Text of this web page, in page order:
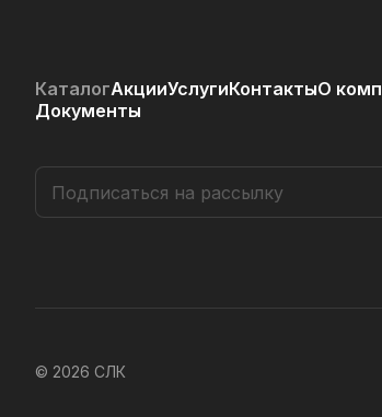
КаталогАкцииУслугиКонтактыО
Документы
© 2026 СЛК